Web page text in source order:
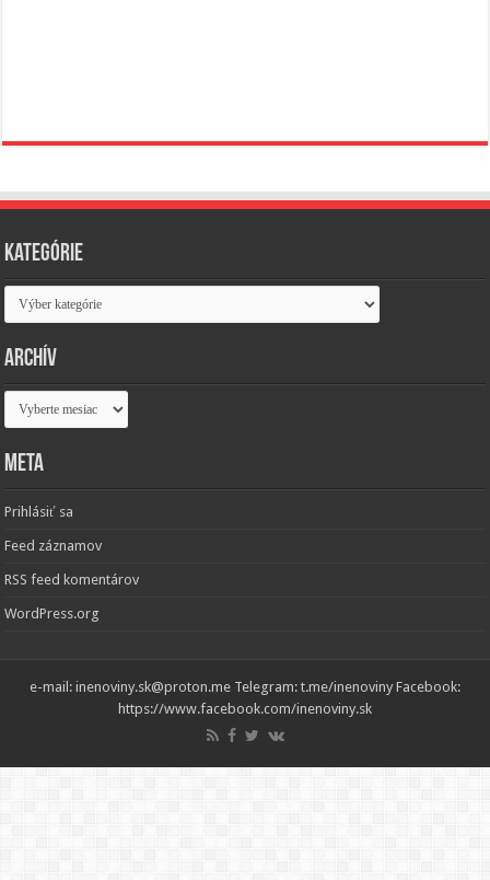
Kategórie
Kategórie
Archív
Archív
Meta
Prihlásiť sa
Feed záznamov
RSS feed komentárov
WordPress.org
e-mail: inenoviny.sk@proton.me Telegram: t.me/inenoviny Facebook:
https://www.facebook.com/inenoviny.sk